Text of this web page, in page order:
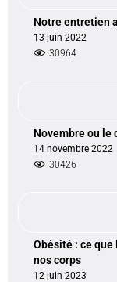
Notre entretien
13 juin 2022
30964
Novembre ou le
14 novembre 2022
30426
Obésité : ce
nos corps
12 juin 2023